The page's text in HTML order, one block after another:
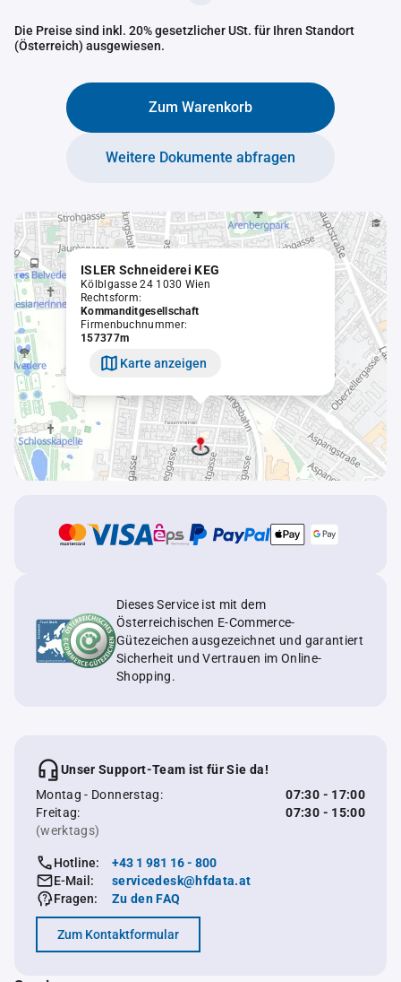
Die Preise sind inkl. 20% gesetzlicher USt. für Ihren Standort
(Österreich) ausgewiesen.
Zum Warenkorb
Weitere Dokumente abfragen
ISLER Schneiderei KEG
Kölblgasse 24 1030 Wien
Rechtsform:
Kommanditgesellschaft
Firmenbuchnummer:
157377m
Karte anzeigen
Dieses Service ist mit dem
Österreichischen E-Commerce-
Gütezeichen ausgezeichnet und garantiert
Sicherheit und Vertrauen im Online-
Shopping.
Unser Support-Team ist für Sie da!
Montag - Donnerstag:
07:30 - 17:00
Freitag:
07:30 - 15:00
(werktags)
Hotline:
+43 1 981 16 - 800
E-Mail:
servicedesk@hfdata.at
Fragen:
Zu den FAQ
Zum Kontaktformular